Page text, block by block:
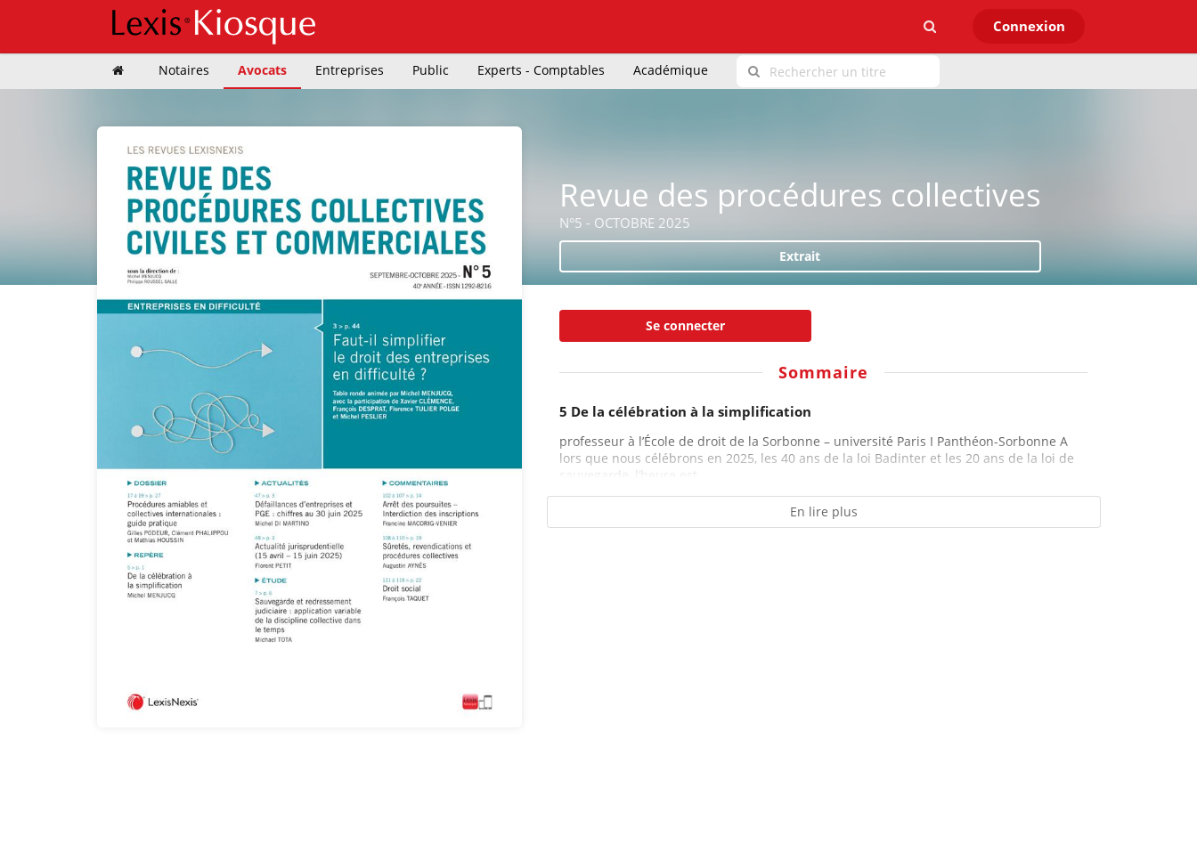
Connexion
Notaires Avocats Entreprises Public Experts - Comptables Académique
Revue des procédures collectives
N°5 - OCTOBRE 2025
Extrait
Se connecter
Sommaire
5 De la célébration à la simplification
professeur à l’École de droit de la Sorbonne – université Paris I Panthéon-Sorbonne A
lors que nous célébrons en 2025, les 40 ans de la loi Badinter et les 20 ans de la loi de
sauvegarde, l’heure est...
En lire plus